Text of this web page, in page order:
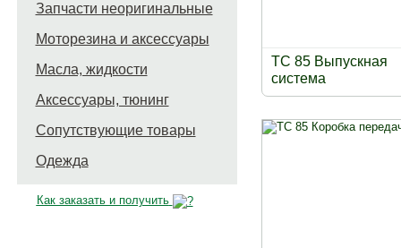
Запчасти неоригинальные
Моторезина и аксессуары
Масла, жидкости
Аксессуары, тюнинг
Сопутствующие товары
Одежда
Как заказать и получить
TC 85 Выпускная
система